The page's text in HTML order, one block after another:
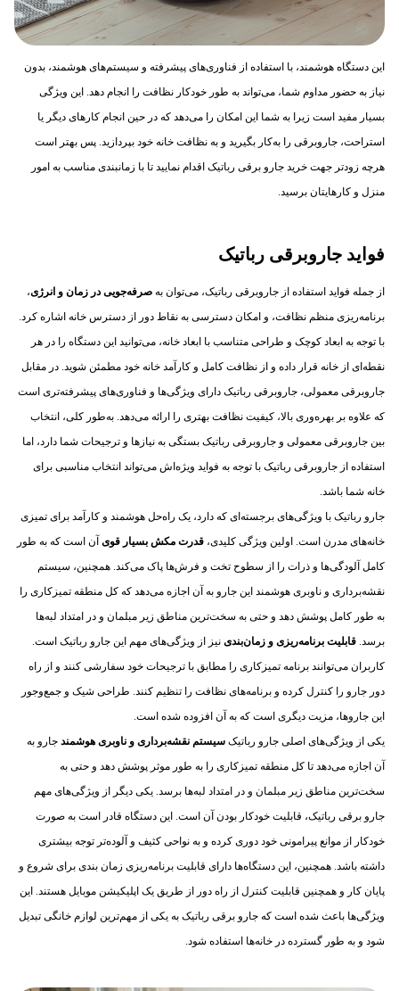
این دستگاه هوشمند، با استفاده از فناوری‌های پیشرفته و سیستم‌های هوشمند، بدون
نیاز به حضور مداوم شما، می‌تواند به طور خودکار نظافت را انجام دهد. این ویژگی
بسیار مفید است زیرا به شما این امکان را می‌دهد که در حین انجام کارهای دیگر یا
استراحت، جاروبرقی را به‌کار بگیرید و به نظافت خانه خود بپردازید. پس بهتر است
هرچه زودتر جهت خرید جارو برقی رباتیک اقدام نمایید تا با زمانبندی مناسب به امور
منزل و کارهایتان برسید.
فواید جاروبرقی رباتیک
از جمله فواید استفاده از جاروبرقی رباتیک، می‌توان به صرفه‌جویی در زمان و انرژی،
برنامه‌ریزی منظم نظافت، و امکان دسترسی به نقاط دور از دسترس خانه اشاره کرد.
با توجه به ابعاد کوچک و طراحی متناسب با ابعاد خانه، می‌توانید این دستگاه را در هر
نقطه‌ای از خانه قرار داده و از نظافت کامل و کارآمد خانه خود مطمئن شوید. در مقابل
جاروبرقی معمولی، جاروبرقی رباتیک دارای ویژگی‌ها و فناوری‌های پیشرفته‌تری است
که علاوه بر بهره‌وری بالا، کیفیت نظافت بهتری را ارائه می‌دهد. به‌طور کلی، انتخاب
بین جاروبرقی معمولی و جاروبرقی رباتیک بستگی به نیازها و ترجیحات شما دارد، اما
استفاده از جاروبرقی رباتیک با توجه به فواید ویژه‌اش می‌تواند انتخاب مناسبی برای
خانه شما باشد.
جارو رباتیک با ویژگی‌های برجسته‌ای که دارد، یک راه‌حل هوشمند و کارآمد برای تمیزی
خانه‌های مدرن است. اولین ویژگی کلیدی، قدرت مکش بسیار قوی آن است که به طور
کامل آلودگی‌ها و ذرات را از سطوح تخت و فرش‌ها پاک می‌کند. همچنین، سیستم
نقشه‌برداری و ناوبری هوشمند این جارو به آن اجازه می‌دهد که کل منطقه تمیزکاری را
به طور کامل پوشش دهد و حتی به سخت‌ترین مناطق زیر مبلمان و در امتداد لبه‌ها
برسد. قابلیت برنامه‌ریزی و زمان‌بندی نیز از ویژگی‌های مهم این جارو رباتیک است.
کاربران می‌توانند برنامه تمیزکاری را مطابق با ترجیحات خود سفارشی کنند و از راه
دور جارو را کنترل کرده و برنامه‌های نظافت را تنظیم کنند. طراحی شیک و جمع‌وجور
این جاروها، مزیت دیگری است که به آن افزوده شده است.
یکی از ویژگی‌های اصلی جارو رباتیک سیستم نقشه‌برداری و ناوبری هوشمند جارو به
آن اجازه می‌دهد تا کل منطقه تمیزکاری را به طور موثر پوشش دهد و حتی به
سخت‌ترین مناطق زیر مبلمان و در امتداد لبه‌ها برسد. یکی دیگر از ویژگی‌های مهم
جارو برقی رباتیک، قابلیت خودکار بودن آن است. این دستگاه قادر است به صورت
خودکار از موانع پیرامونی خود دوری کرده و به نواحی کثیف و آلوده‌تر توجه بیشتری
داشته باشد. همچنین، این دستگاه‌ها دارای قابلیت برنامه‌ریزی زمان بندی برای شروع و
پایان کار و همچنین قابلیت کنترل از راه دور از طریق یک اپلیکیشن موبایل هستند. این
ویژگی‌ها باعث شده است که جارو برقی رباتیک به یکی از مهم‌ترین لوازم خانگی تبدیل
شود و به طور گسترده در خانه‌ها استفاده شود.